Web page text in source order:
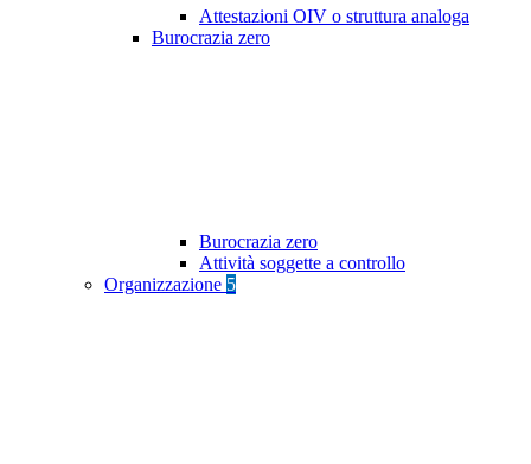
Attestazioni OIV o struttura analoga
Burocrazia zero
Burocrazia zero
Attività soggette a controllo
Organizzazione 5